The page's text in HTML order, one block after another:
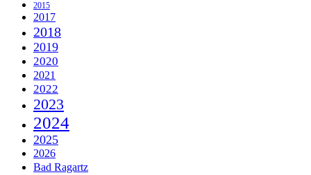
2015
2017
2018
2019
2020
2021
2022
2023
2024
2025
2026
Bad Ragartz